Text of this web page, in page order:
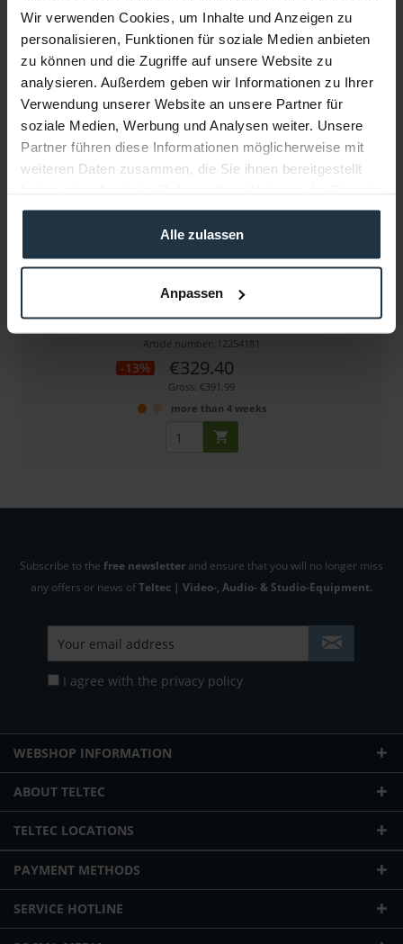
Wir verwenden Cookies, um Inhalte und Anzeigen zu
personalisieren, Funktionen für soziale Medien anbieten
zu können und die Zugriffe auf unsere Website zu
analysieren. Außerdem geben wir Informationen zu Ihrer
Verwendung unserer Website an unsere Partner für
soziale Medien, Werbung und Analysen weiter. Unsere
Partner führen diese Informationen möglicherweise mit
weiteren Daten zusammen, die Sie ihnen bereitgestellt
gesammelt haben.
Alle zulassen
Anpassen
Manufacturer & Product Safety Information
Folgende Infos zum Hersteller sind verfübar...... more
More articles from +++ Porta Brace +++ look at
Porta Brace PC-333B
Medium Produktions Tasche
Article number: 12254181
-13% €329.40
Gross: €391.99
more than 4 weeks
Subscribe to the free newsletter and ensure that you will no longer miss
any offers or news ofTeltec | Video-, Audio- & Studio-Equipment.
I agree with the privacy policy
WEBSHOP INFORMATION
ABOUT TELTEC
TELTEC LOCATIONS
PAYMENT METHODS
SERVICE HOTLINE